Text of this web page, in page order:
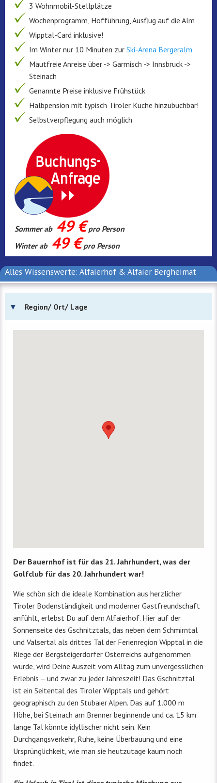
3 Wohnmobil-Stellplätze
Wochenprogramm, Hofführung, Ausflug auf die Alm
Wipptal-Card inklusive!
Im Winter nur 10 Minuten zur Ski-Arena Bergeralm
Mautfreie Anreise über -> Garmisch -> Innsbruck ->
Steinach
Genannte Preise inklusive Frühstück
Halbpension mit typisch Tiroler Küche hinzubuchbar!
Selbstverpflegung auch möglich
Sommer ab49 €pro Person
Winter ab49 €pro Person
Alles Wissenswerte: Alfaierhof & Alfaier Bergheimat
Region/ Ort/ Lage
Der Bauernhof ist für das 21. Jahrhundert, was der
Golfclub für das 20. Jahrhundert war!
Wie schön sich die ideale Kombination aus herzlicher
Tiroler Bodenständigkeit und moderner Gastfreundschaft
anfühlt, erlebst Du auf dem Alfaierhof. Hier auf der
Sonnenseite des Gschnitztals, das neben dem Schmirntal
und Valsertal als drittes Tal der Ferienregion Wipptal in die
Riege der Bergsteigerdörfer Österreichs aufgenommen
wurde, wird Deine Auszeit vom Alltag zum unvergesslichen
Erlebnis – und zwar zu jeder Jahreszeit! Das Gschnitztal
ist ein Seitental des Tiroler Wipptals und gehört
geographisch zu den Stubaier Alpen. Das auf 1.000 m
Höhe, bei Steinach am Brenner beginnende und ca. 15 km
lange Tal könnte idyllischer nicht sein. Kein
Durchgangsverkehr, Ruhe, keine Überbauung und eine
Ursprünglichkeit, wie man sie heutzutage kaum noch
findet.